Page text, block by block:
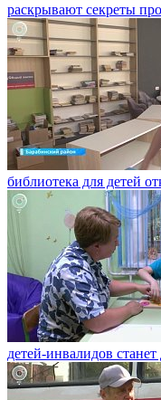
раскрывают секреты
библиотека для детей
детей-инвалидов